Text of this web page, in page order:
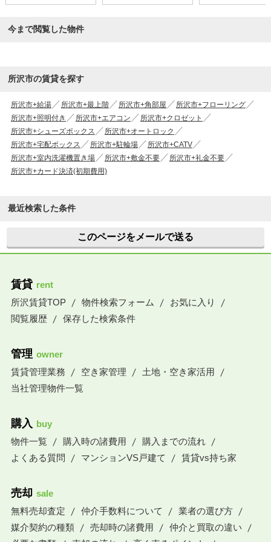
今まで閲覧した物件
所沢市の賃貸を探す
所沢市+給湯 所沢市+最上階 所沢市+角部屋
所沢市+フローリング
所沢市+照明付き
所沢市+エアコン
所沢市+クロゼット
所沢市+シューズボックス
所沢市+オートロック
所沢市+宅配ボックス
所沢市+駐輪場
所沢市+CATV
所沢市+室内洗濯機置き場
所沢市+敷金不要
所沢市+礼金不要
所沢市+カード決済(初期費用)
最近検索した条件
このページをメールで送る
賃貸 rent
所沢賃貸TOP
物件検索フォーム
お気に入り
閲覧履歴
保存した検索条件
管理 owner
賃貸管理業務
空き家管理
土地・空き家活用
当社管理物件一覧
購入 buy
物件一覧
購入時の諸費用
購入までの流れ
よくある質問
マンションVS戸建て 賃貸vs持ち家
売却 sale
無料売却査定
仲介手数料について
業者の選び方
媒介契約の種類
売却時の諸費用
仲介と買取の違い